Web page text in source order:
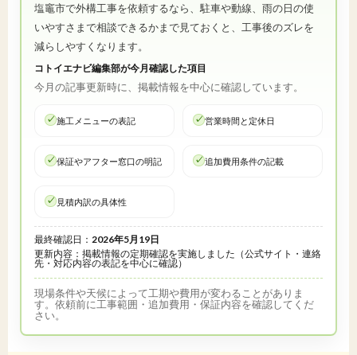
塩竈市で外構工事を依頼するなら、駐車や動線、雨の日の使
いやすさまで相談できるかまで見ておくと、工事後のズレを
減らしやすくなります。
コトイエナビ編集部が今月確認した項目
今月の記事更新時に、掲載情報を中心に確認しています。
施工メニューの表記 営業時間と定休日
保証やアフター窓口の明記 追加費用条件の記載
見積内訳の具体性
最終確認日： 2026年5月19日
更新内容：掲載情報の定期確認を実施しました（公式サイト・連絡
先・対応内容の表記を中心に確認）
現場条件や天候によって工期や費用が変わることがありま
す。依頼前に工事範囲・追加費用・保証内容を確認してくだ
さい。